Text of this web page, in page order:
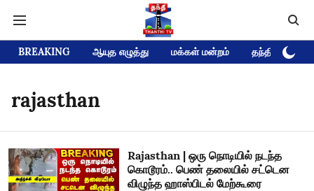
BREAKING ஆயுத எழுத்து மக்கள் மன்றம் தந்தி டிவி
rajasthan
Rajasthan | ஒரு நொடியில் நடந்த
கொடூரம்.. பெண் தலையில் சட்டென
விழுந்த ஹாஸ்பிடல் மேற்கூரை